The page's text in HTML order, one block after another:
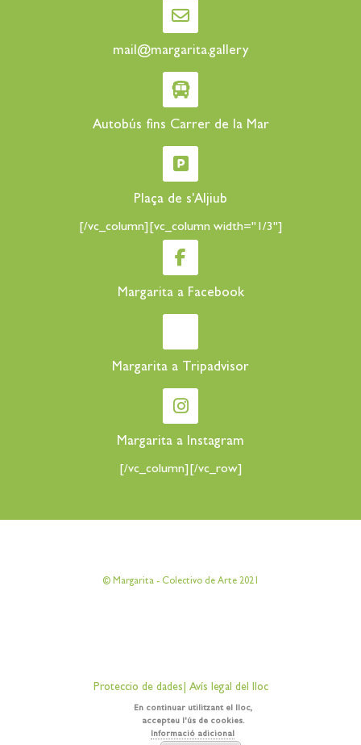
mail@margarita.gallery
Autobús fins Carrer de la Mar
Plaça de s'Aljiub
[/vc_column][vc_column width="1/3"]
Margarita a Facebook
Margarita a Tripadvisor
Margarita a Instagram
[/vc_column][/vc_row]
© Margarita - Colectivo de Arte 2021
Proteccio de dades Avís legal del lloc
[/vc_column_text][/vc_column][/vc_row]
En continuar utilitzant el lloc,
accepteu l'ús de cookies.
Informació adicional